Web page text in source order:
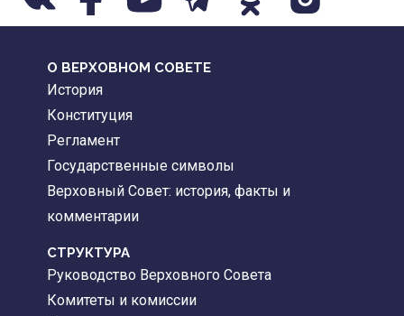
О ВЕРХОВНОМ СОВЕТЕ
История
Конституция
Регламент
Государственные символы
Верховный Совет: история, факты и
комментарии
CТРУКТУРА
Руководство Верховного Совета
Комитеты и комиссии